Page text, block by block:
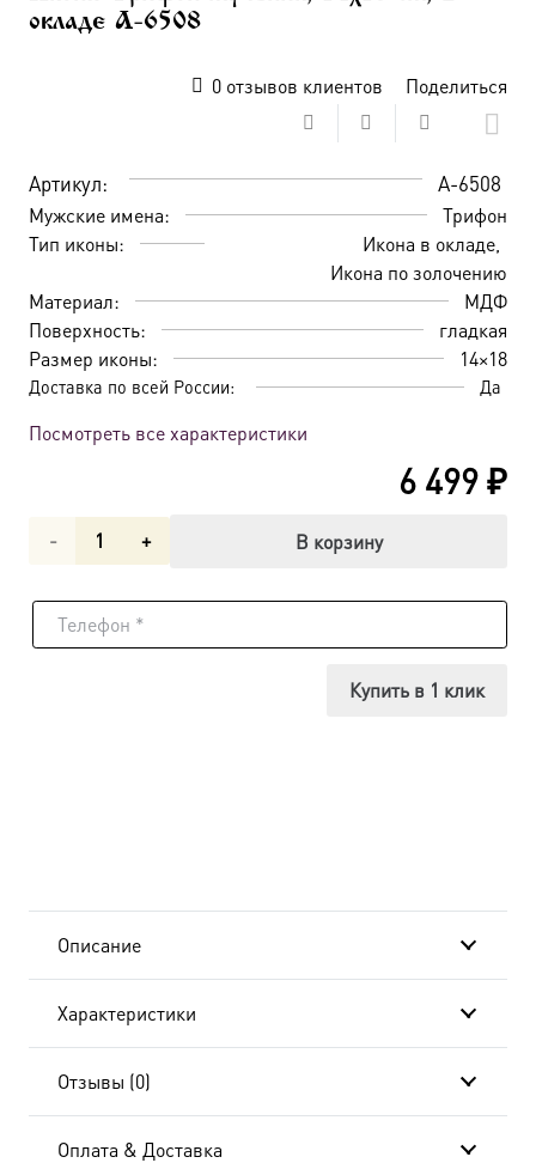
окладе A-6508
0отзывов клиентов Поделиться
Артикул: A-6508
Мужские имена:
Трифон
Тип иконы:
Икона в окладе
Икона по золочению
Материал:
МДФ
Поверхность:
гладкая
Размер иконы:
14×18
Доставка по всей России: Да
Посмотреть все характеристики
6 499₽
Количество
Икона
В корзину
Купить в 1 клик
Описание
Характеристики
Отзывы (0)
Оплата & Доставка